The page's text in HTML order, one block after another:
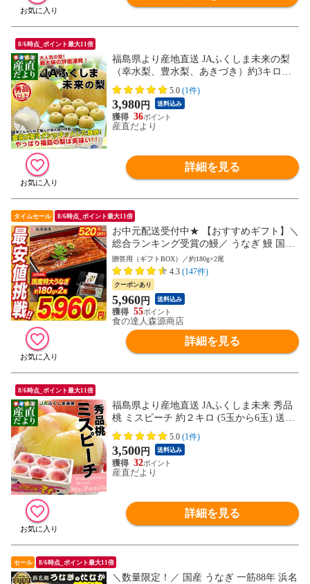
8/6時点_ポイント最大11倍
福島県より産地直送 JAふくしま未来の梨
（幸水梨、豊水梨、あきづき）約3キロ（6
玉から10玉） 送料無料 なし 梨 ナシ
5.0 (1件)
3,980円 送料込み
36
産直だより
詳細を見る
タイムセール 8/6時点_ポイント最大11倍
お中元配送受付中★ 【おすすめギフト】＼
総合ランキング受賞の鰻／ うなぎ 鰻 国産
無投薬うなぎ 180g前後×2本 送料無料 山椒
鰻たれ付お取り寄せグルメ 食品 海鮮 土用
丑 【最安値挑戦！6480円→5960円セール】
贈答用（ギフトBOX）／約180g×2尾
4.3 (147件)
クーポンあり
5,960円 送料込み
55
食の達人森源商店
詳細を見る
8/6時点_ポイント最大11倍
福島県より産地直送 JAふくしま未来 秀品
桃 ミスピーチ 約２キロ (5玉から6玉) 送料
無料 もも 桃 お中元 ギフト
5.0 (1件)
3,500円 送料込み
32
産直だより
詳細を見る
セール 8/6時点_ポイント最大11倍
＼数量限定！／ 国産 うなぎ 一筋88年 浜名